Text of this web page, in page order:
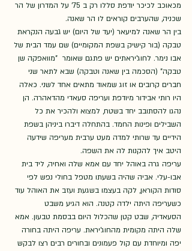
מכאוכב לכיכר יודפת סללו רק ב 75' על המדרון של הר
שכניה, שהערבים קוראים לו הר שאנה.
בין הר שאנה למיעאר (יעד של היום) יש גבעה הנקראת
טבקה (בור קישיק בשפת המקומיים) שם עמד הבית של
אבו נימר. לחוג'יראתים יש פתגם שאומר  "מוואפקה שן
טבקה" (הסכמה בין שאנה וטבקה) שבא לתאר שני
חברים קרובים או זוג שמאוד מתאים אחד לשני. כאלה
היו רותי אבידור מיודפת ועריפה סעאדי מהדאהרה. הן
נהגו להסתובב יחד בשטח, למצוא ולהכיר את כל
השבילים ופינות החמד. בהתחלה דיברו ביניהן בשפת
הידיים עד שרותי למדה מעט ערבית מעריפה שידעה
היטב איך להקנות לה את השפה.
עריפה גרה באוהל יחד עם אמא שלה ואחיה, ליד בית
אבו-עלי. אביה שהיה בשעתו מטפל בחולי נפש לפי
סודות הקוראן, לקה בעצמו בשגעת ועזב את האוהל עוד
כשעריפה היתה ילדה קטנה. הוא הגיע משבט
הסעאדיה, שבט קטן שהכלול היום בבסמת טבעון. אמא
שלה היתה מקומית מהחוג'יראת. עריפה היתה בחורה
יפה ומיוחדת עם קול פעמונים ובחורים רבים רצו לבקש